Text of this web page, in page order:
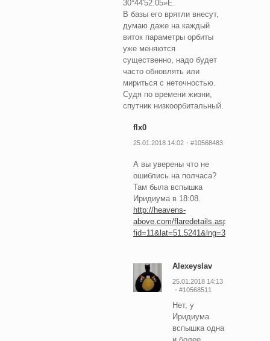
30°44'52.05»E.
В базы его врятли внесут,
думаю даже на каждый
виток параметры орбиты
уже меняются
существенно, надо будет
часто обновлять или
мириться с неточностью.
Судя по времени жизни,
спутник низкоорбитальный.
flx0
25.01.2018 14:02 #10568483
А вы уверены что не
ошиблись на полчаса?
Там была вспышка
Иридиума в 18:08.
http://heavens-
above.com/flaredetails.aspx?
Alexeyslav
25.01.2018 14:13
#10568511
Нет, у
Иридиума
вспышка одна